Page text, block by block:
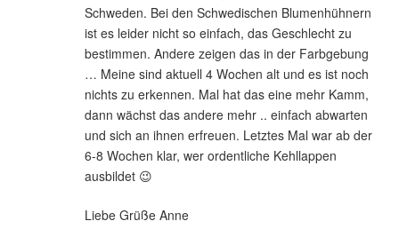
Schweden. Bei den Schwedischen Blumenhühnern
ist es leider nicht so einfach, das Geschlecht zu
bestimmen. Andere zeigen das in der Farbgebung
… Meine sind aktuell 4 Wochen alt und es ist noch
nichts zu erkennen. Mal hat das eine mehr Kamm,
dann wächst das andere mehr .. einfach abwarten
und sich an ihnen erfreuen. Letztes Mal war ab der
6-8 Wochen klar, wer ordentliche Kehllappen
ausbildet 😉
Liebe Grüße Anne